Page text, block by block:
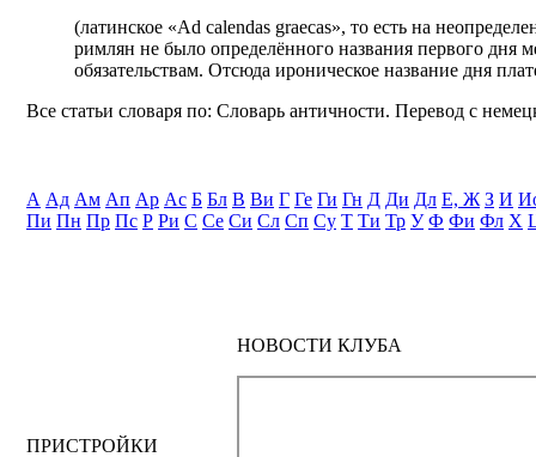
(латинское «Ad calendas graecas», то есть на
римлян не было определённого названия первого
обязательствам. Отсюда ироническое название дня
Все статьи словаря по: Словарь античности. Перевод с
А Ад Ам Ап Ар Ас Б Бл В Ви Г Ге Ги Гн Д Ди Дл Е, Ж З И
Пи Пн Пр Пс Р Ри С Се Си Сл Сп Су Т Ти Тр У Ф Фи Фл Х
ПРИСТРОЙКИ
НОВОСТИ КЛУБА